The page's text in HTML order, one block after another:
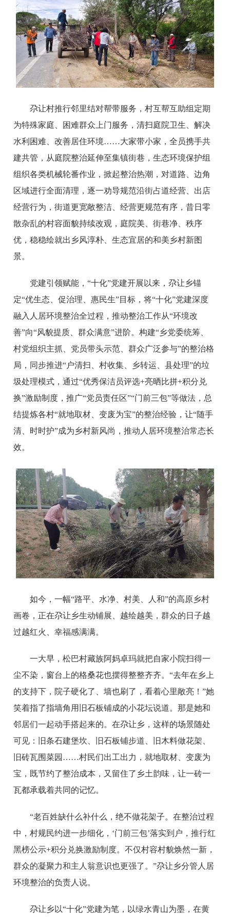
尕让村推行邻里结对帮带服务，村互帮互助组定期
为特殊家庭、困难群众上门服务，清扫庭院卫生、解决
水利困难、改善居住环境……大家带小家，全员携手共
建共管，从庭院整治延伸至集镇街巷，生态环境保护组
组织各类机械轮番作业，掀起整治热潮，对道路、边角
区域进行全面清理，逐一劝导规范沿街占道经营、出店
经营行为，街道更宽敞整洁、经营更规范有序，昔日零
散杂乱的村容面貌持续改观，庭院美、街巷净、秩序
优，稳稳绘就出乡风淳朴、生态宜居的和美乡村新图
景。
党建引领赋能，“十化”党建开展以来，尕让乡锚
定“优生态、促治理、惠民生”目标，将“十化”党建深度
融入人居环境整治全过程，推动整治工作从“环境改
善”向“风貌提质、群众满意”进阶。构建“乡党委统筹、
村党组织主抓、党员带头示范、群众广泛参与”的整治格
局，同步推进“户清扫、村收集、乡转运、县处理”的垃
圾处理模式，通过“优秀保洁员评选+亮晒比拼+积分兑
换”激励制度，推广“党员责任区”“门前三包”等做法，总
结提炼各村“就地取材、变废为宝”的整治经验，让“随手
清、时时护”成为乡村新风尚，推动人居环境整治常态长
效。
如今，一幅“路平、水净、村美、人和”的高原乡村
画卷，正在尕让乡生动铺展、越绘越美，群众的日子越
过越红火、幸福感满满。
一大早，松巴村藏族阿妈卓玛就把自家小院扫得一
尘不染，窗台上的格桑花也摆得整整齐齐。“去年在乡上
的支持下，院子硬化了、墙也刷了，看着心里敞亮！”她
笑着指了指墙角用旧石板铺成的小花坛说道。那是她和
邻居们一起动手搭起来的。在尕让乡，这样的场景随处
可见：旧条石建堡坎、旧石板铺步道、旧木料做花架、
旧砖瓦围菜园……村民们出工出力，就地取材、变废为
宝，既节约了整治成本，又留住了乡土韵味，让一砖一
瓦都承载着共同的记忆。
“老百姓缺什么补什么，绝不做花架子。在整治过程
中，村规民约进一步细化，‘门前三包’落实到户，推行红
黑榜公示+积分兑换激励制度。不仅村容村貌焕然一新，
群众的凝聚力和主人翁意识也更强了。”尕让乡分管人居
环境整治的负责人说。
尕让乡以“十化”党建为笔，以绿水青山为墨，在黄